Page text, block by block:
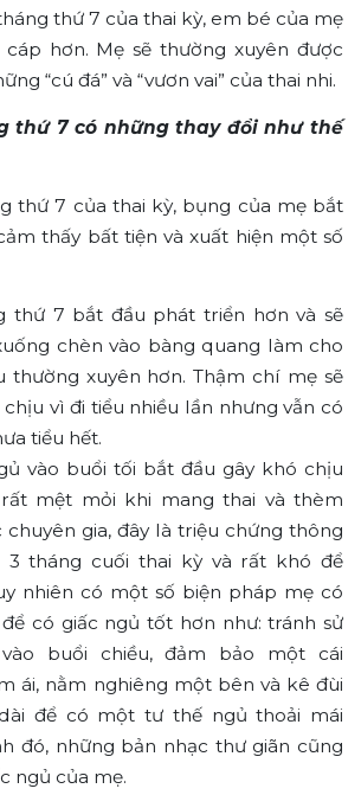
thứ 7 của thai kỳ, em bé của mẹ
hơn. Mẹ sẽ thường xuyên được
“cú đá” và “vươn vai” của thai nhi.
thứ 7 có những thay đổi như thế
thứ 7 của thai kỳ, bụng của mẹ bắt
thấy bất tiện và xuất hiện một số
thứ 7 bắt đầu phát triển hơn và sẽ
chèn vào bàng quang làm cho
thường xuyên hơn. Thậm chí mẹ sẽ
vì đi tiểu nhiều lần nhưng vẫn có
tiểu hết.
vào buổi tối bắt đầu gây khó chịu
mệt mỏi khi mang thai và thèm
chuyên gia, đây là triệu chứng thông
3 tháng cuối thai kỳ và rất khó để
nhiên có một số biện pháp mẹ có
có giấc ngủ tốt hơn như: tránh sử
buổi chiều, đảm bảo một cái
ái, nằm nghiêng một bên và kê đùi
để có một tư thế ngủ thoải mái
đó, những bản nhạc thư giãn cũng
ngủ của mẹ.